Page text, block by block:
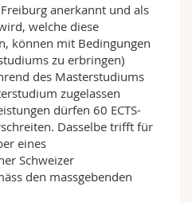
(Komparatistik)
Vergleich von
Autorengruppen aus
und Kulturräumen. Mit
rücken
Kulturtransfers, der
Vernetzung in den
Interesses.
die Komparatistik
die durch die
Themen und Motive
gleichartiger Stoffe
anerkannt und als
welche diese
können mit Bedingungen
zu erbringen)
des Masterstudiums
zugelassen
dürfen 60 ECTS-
Dasselbe trifft für
eines
Schweizer
den massgebenden